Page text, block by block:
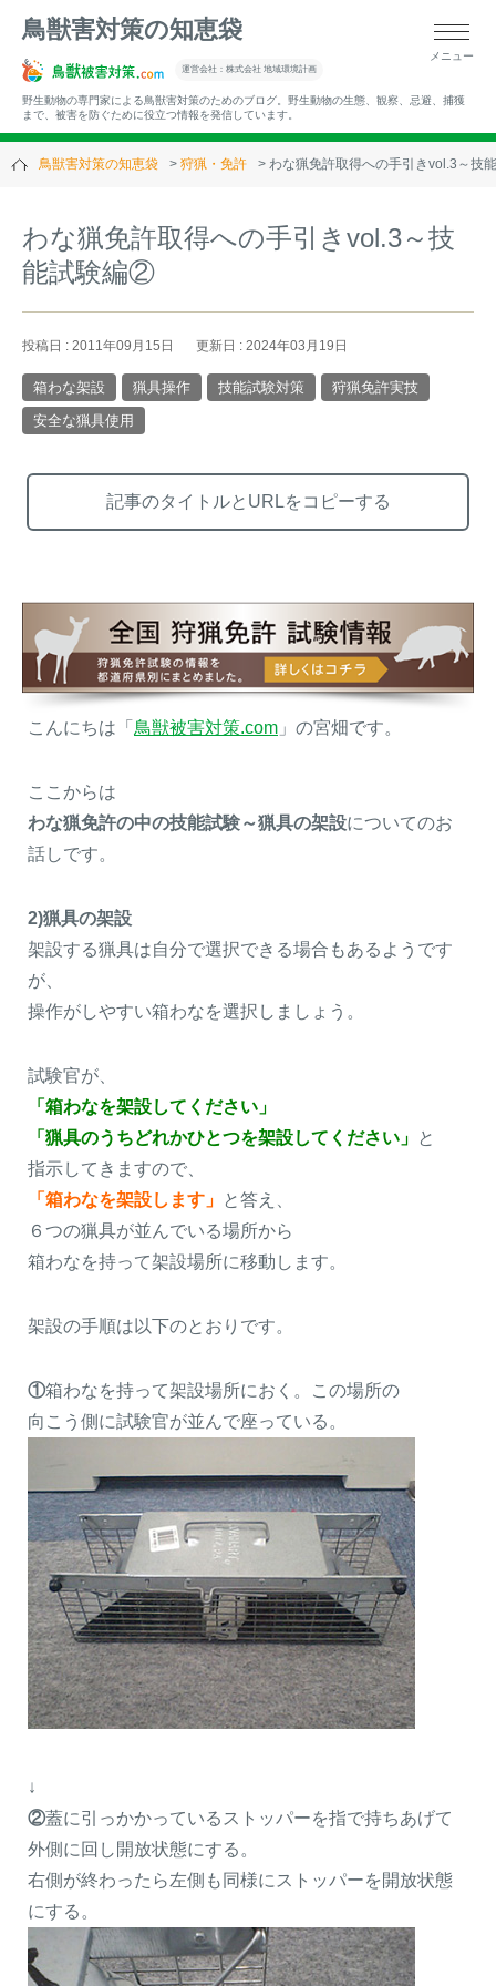
鳥獣害対策の知恵袋
運営会社：株式会社 地域環境計画
野生動物の専門家による鳥獣害対策のためのブログ。野生動物の生態、観察、忌避、捕獲
まで、被害を防ぐために役立つ情報を発信しています。
メニュー
▼キーワードから記事を探す
▼過去の記事
熊出没地域の対策法！安全な
アウトドアライフを送るため
に
ハクビシン対策の決定版「ハ
クビシン被害を減らすため
に」【2024年版】
鳥獣害対策の知恵袋 狩猟・免許 わな猟免許取得への手引きvol.3～技
わな猟免許取得への手引きvol.3～技
能試験編②
投稿日 : 2011年09月15日 更新日 : 2024年03月19日
箱わな架設 猟具操作 技能試験対策
狩猟免許実技
安全な猟具使用
記事のタイトルとURLをコピーする
こんにちは「 鳥獣被害対策.com 」の宮畑です。
ここからは
わな猟免許の中の技能試験～猟具の架設についてのお
話しです。
2)猟具の架設
架設する猟具は自分で選択できる場合もあるようです
が、
操作がしやすい箱わなを選択しましょう。
試験官が、
「箱わなを架設してください」
「猟具のうちどれかひとつを架設してください」
と
指示してきますので、
「箱わなを架設します」
と答え、
６つの猟具が並んでいる場所から
箱わなを持って架設場所に移動します。
架設の手順は以下のとおりです。
①箱わなを持って架設場所におく。この場所の
向こう側に試験官が並んで座っている。
↓
②蓋に引っかかっているストッパーを指で持ちあげて
外側に回し開放状態にする。
右側が終わったら左側も同様にストッパーを開放状態
にする。